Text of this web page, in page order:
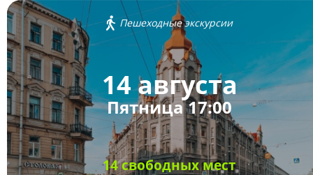
Пешеходные экскурсии
14 августа
Пятница 17:00
14 свободных мест